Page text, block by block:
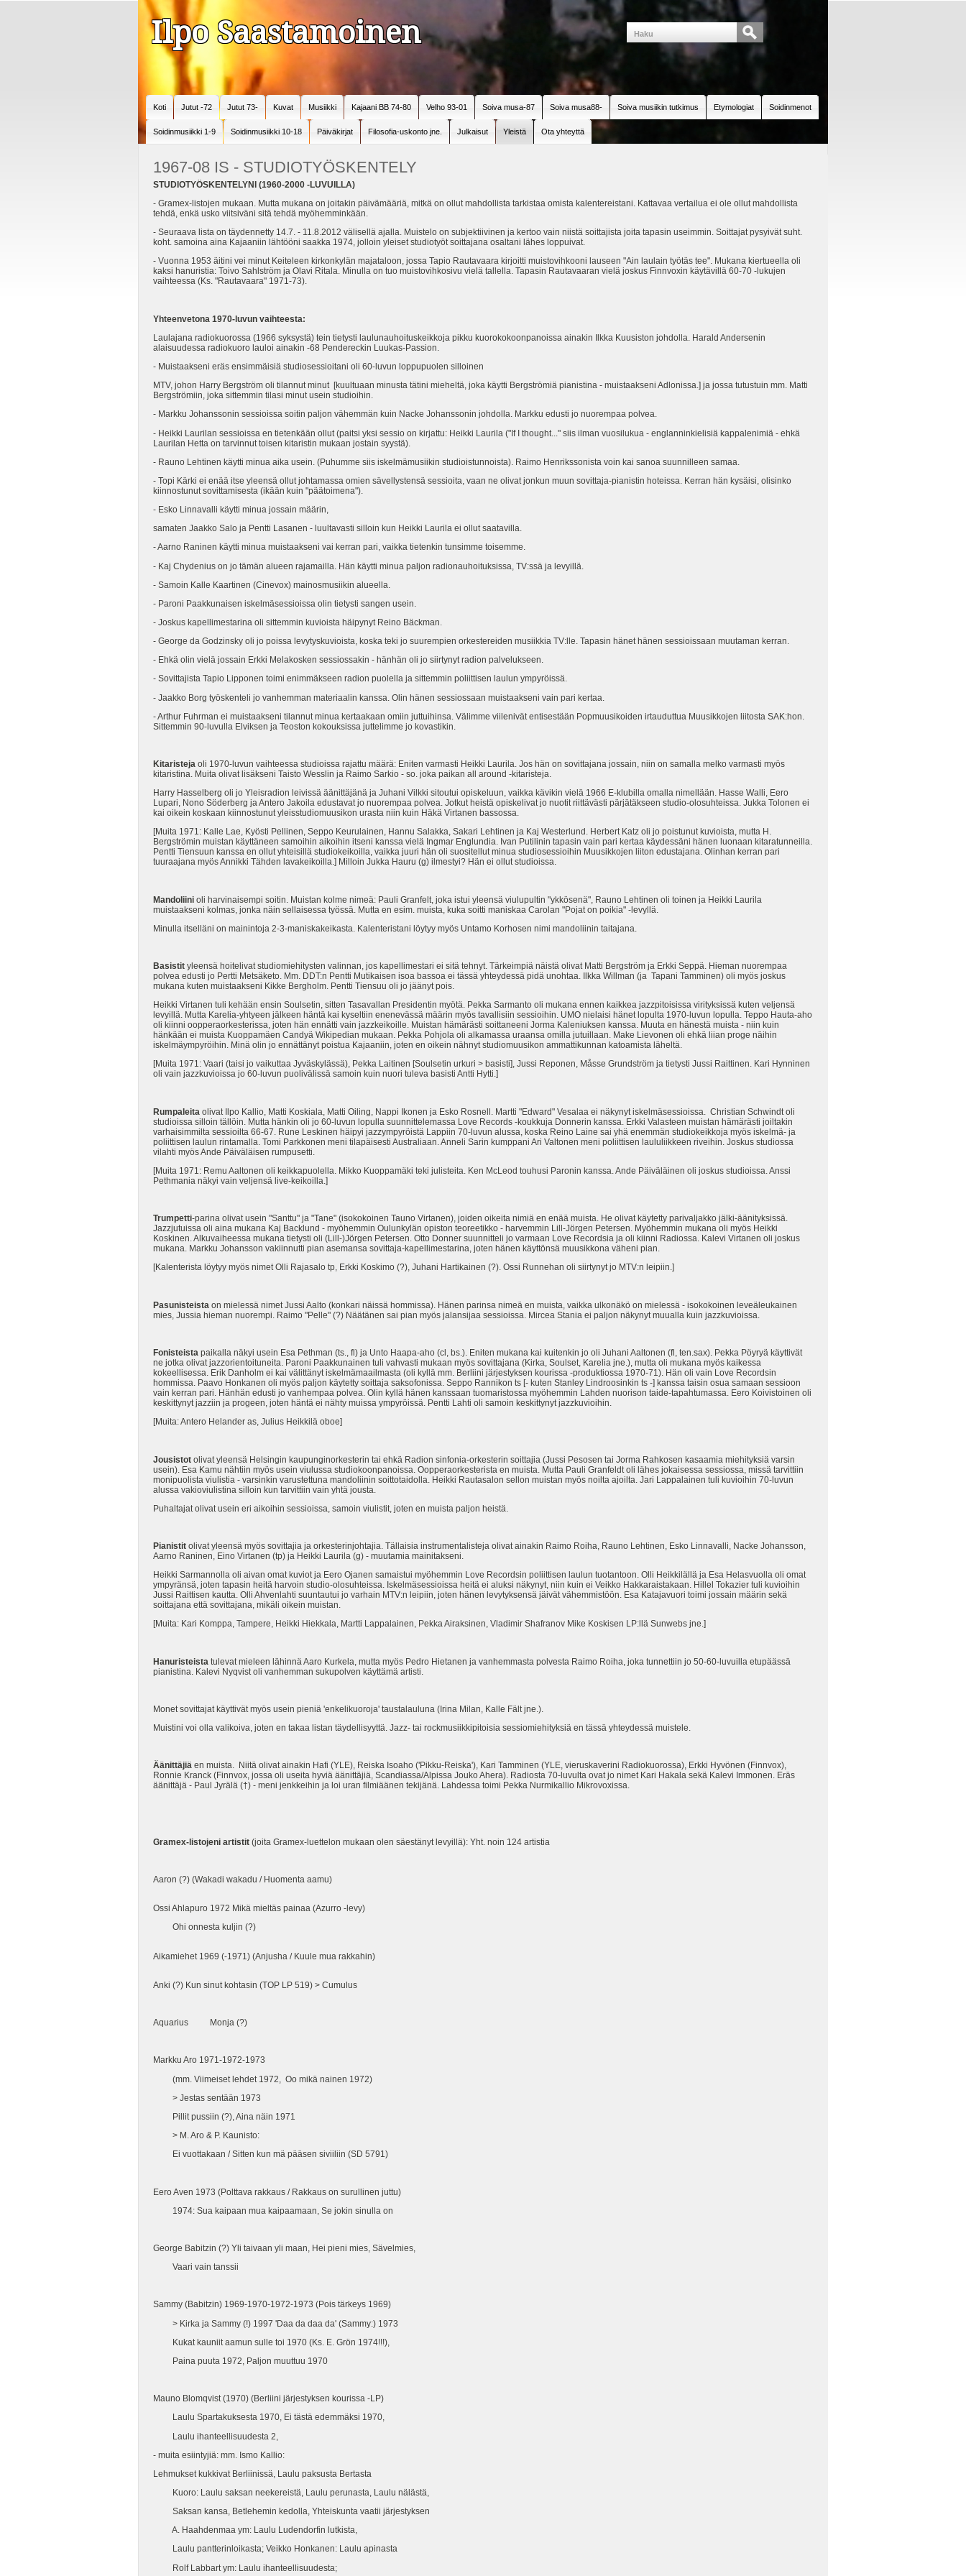
Ilpo Saastamoinen
Koti Jutut -72 Jutut 73- Kuvat Musiikki Kajaani BB 74-80 Velho 93-01 Soiva musa-87 Soiva musa88- Soiva musiikin tutkimus Etymologiat Soidinmenot
Soidinmusiikki 1-9 Soidinmusiikki 10-18 Päiväkirjat Filosofia-uskonto jne. Julkaisut Yleistä Ota yhteyttä
1967-08 IS - STUDIOTYÖSKENTELY
STUDIOTYÖSKENTELYNI (1960-2000 -LUVUILLA)
- Gramex-listojen mukaan. Mutta mukana on joitakin päivämääriä, mitkä on ollut mahdollista tarkistaa omista kalentereistani. Kattavaa vertailua ei ole ollut mahdollista
tehdä, enkä usko viitsiväni sitä tehdä myöhemminkään.
- Seuraava lista on täydennetty 14.7. - 11.8.2012 välisellä ajalla. Muistelo on subjektiivinen ja kertoo vain niistä soittajista joita tapasin useimmin. Soittajat pysyivät suht.
koht. samoina aina Kajaaniin lähtööni saakka 1974, jolloin yleiset studiotyöt soittajana osaltani lähes loppuivat.
- Vuonna 1953 äitini vei minut Keiteleen kirkonkylän majataloon, jossa Tapio Rautavaara kirjoitti muistovihkooni lauseen "Ain laulain työtäs tee". Mukana kiertueella oli
kaksi hanuristia: Toivo Sahlström ja Olavi Ritala. Minulla on tuo muistovihkosivu vielä tallella. Tapasin Rautavaaran vielä joskus Finnvoxin käytävillä 60-70 -lukujen
vaihteessa (Ks. "Rautavaara" 1971-73).
Yhteenvetona 1970-luvun vaihteesta:
Laulajana radiokuorossa (1966 syksystä) tein tietysti laulunauhoituskeikkoja pikku kuorokokoonpanoissa ainakin Ilkka Kuusiston johdolla. Harald Andersenin
alaisuudessa radiokuoro lauloi ainakin -68 Pendereckin Luukas-Passion.
- Muistaakseni eräs ensimmäisiä studiosessioitani oli 60-luvun loppupuolen silloinen
MTV, johon Harry Bergström oli tilannut minut [kuultuaan minusta tätini mieheltä, joka käytti Bergströmiä pianistina - muistaakseni Adlonissa.] ja jossa tutustuin mm. Matti
Bergströmiin, joka sittemmin tilasi minut usein studioihin.
- Markku Johanssonin sessioissa soitin paljon vähemmän kuin Nacke Johanssonin johdolla. Markku edusti jo nuorempaa polvea.
- Heikki Laurilan sessioissa en tietenkään ollut (paitsi yksi sessio on kirjattu: Heikki Laurila ("If I thought..." siis ilman vuosilukua - englanninkielisiä kappalenimiä - ehkä
Laurilan Hetta on tarvinnut toisen kitaristin mukaan jostain syystä).
- Rauno Lehtinen käytti minua aika usein. (Puhumme siis iskelmämusiikin studioistunnoista). Raimo Henrikssonista voin kai sanoa suunnilleen samaa.
- Topi Kärki ei enää itse yleensä ollut johtamassa omien sävellystensä sessioita, vaan ne olivat jonkun muun sovittaja-pianistin hoteissa. Kerran hän kysäisi, olisinko
kiinnostunut sovittamisesta (ikään kuin "päätoimena").
- Esko Linnavalli käytti minua jossain määrin,
samaten Jaakko Salo ja Pentti Lasanen - luultavasti silloin kun Heikki Laurila ei ollut saatavilla.
- Aarno Raninen käytti minua muistaakseni vai kerran pari, vaikka tietenkin tunsimme toisemme.
- Kaj Chydenius on jo tämän alueen rajamailla. Hän käytti minua paljon radionauhoituksissa, TV:ssä ja levyillä.
- Samoin Kalle Kaartinen (Cinevox) mainosmusiikin alueella.
- Paroni Paakkunaisen iskelmäsessioissa olin tietysti sangen usein.
- Joskus kapellimestarina oli sittemmin kuvioista häipynyt Reino Bäckman.
- George da Godzinsky oli jo poissa levytyskuvioista, koska teki jo suurempien orkestereiden musiikkia TV:lle. Tapasin hänet hänen sessioissaan muutaman kerran.
- Ehkä olin vielä jossain Erkki Melakosken sessiossakin - hänhän oli jo siirtynyt radion palvelukseen.
- Sovittajista Tapio Lipponen toimi enimmäkseen radion puolella ja sittemmin poliittisen laulun ympyröissä.
- Jaakko Borg työskenteli jo vanhemman materiaalin kanssa. Olin hänen sessiossaan muistaakseni vain pari kertaa.
- Arthur Fuhrman ei muistaakseni tilannut minua kertaakaan omiin juttuihinsa. Välimme viilenivät entisestään Popmuusikoiden irtauduttua Muusikkojen liitosta SAK:hon.
Sittemmin 90-luvulla Elviksen ja Teoston kokouksissa juttelimme jo kovastikin.
Kitaristeja oli 1970-luvun vaihteessa studioissa rajattu määrä: Eniten varmasti Heikki Laurila. Jos hän on sovittajana jossain, niin on samalla melko varmasti myös
kitaristina. Muita olivat lisäkseni Taisto Wesslin ja Raimo Sarkio - so. joka paikan all around -kitaristeja.
Harry Hasselberg oli jo Yleisradion leivissä äänittäjänä ja Juhani Vilkki sitoutui opiskeluun, vaikka kävikin vielä 1966 E-klubilla omalla nimellään. Hasse Walli, Eero
Lupari, Nono Söderberg ja Antero Jakoila edustavat jo nuorempaa polvea. Jotkut heistä opiskelivat jo nuotit riittävästi pärjätäkseen studio-olosuhteissa. Jukka Tolonen ei
kai oikein koskaan kiinnostunut yleisstudiomuusikon urasta niin kuin Häkä Virtanen bassossa.
[Muita 1971: Kalle Lae, Kyösti Pellinen, Seppo Keurulainen, Hannu Salakka, Sakari Lehtinen ja Kaj Westerlund. Herbert Katz oli jo poistunut kuvioista, mutta H.
Bergströmin muistan käyttäneen samoihin aikoihin itseni kanssa vielä Ingmar Englundia. Ivan Putilinin tapasin vain pari kertaa käydessäni hänen luonaan kitaratunneilla.
Pentti Tiensuun kanssa en ollut yhteisillä studiokeikoilla, vaikka juuri hän oli suositellut minua studiosessioihin Muusikkojen liiton edustajana. Olinhan kerran pari
tuuraajana myös Annikki Tähden lavakeikoilla.] Milloin Jukka Hauru (g) ilmestyi? Hän ei ollut studioissa.
Mandoliini oli harvinaisempi soitin. Muistan kolme nimeä: Pauli Granfelt, joka istui yleensä viulupultin "ykkösenä", Rauno Lehtinen oli toinen ja Heikki Laurila
muistaakseni kolmas, jonka näin sellaisessa työssä. Mutta en esim. muista, kuka soitti maniskaa Carolan "Pojat on poikia" -levyllä.
Minulla itselläni on mainintoja 2-3-maniskakeikasta. Kalenteristani löytyy myös Untamo Korhosen nimi mandoliinin taitajana.
Basistit yleensä hoitelivat studiomiehitysten valinnan, jos kapellimestari ei sitä tehnyt. Tärkeimpiä näistä olivat Matti Bergström ja Erkki Seppä. Hieman nuorempaa
polvea edusti jo Pertti Metsäketo. Mm. DDT:n Pentti Mutikaisen isoa bassoa ei tässä yhteydessä pidä unohtaa. Ilkka Willman (ja Tapani Tamminen) oli myös joskus
mukana kuten muistaakseni Kikke Bergholm. Pentti Tiensuu oli jo jäänyt pois.
Heikki Virtanen tuli kehään ensin Soulsetin, sitten Tasavallan Presidentin myötä. Pekka Sarmanto oli mukana ennen kaikkea jazzpitoisissa virityksissä kuten veljensä
levyillä. Mutta Karelia-yhtyeen jälkeen häntä kai kyseltiin enenevässä määrin myös tavallisiin sessioihin. UMO nielaisi hänet lopulta 1970-luvun lopulla. Teppo Hauta-aho
oli kiinni oopperaorkesterissa, joten hän ennätti vain jazzkeikoille. Muistan hämärästi soittaneeni Jorma Kaleniuksen kanssa. Muuta en hänestä muista - niin kuin
hänkään ei muista Kuoppamäen Candyä Wikipedian mukaan. Pekka Pohjola oli alkamassa uraansa omilla jutuillaan. Make Lievonen oli ehkä liian proge näihin
iskelmäympyröihin. Minä olin jo ennättänyt poistua Kajaaniin, joten en oikein nähnyt studiomuusikon ammattikunnan katoamista läheltä.
[Muita 1971: Vaari (taisi jo vaikuttaa Jyväskylässä), Pekka Laitinen [Soulsetin urkuri > basisti], Jussi Reponen, Måsse Grundström ja tietysti Jussi Raittinen. Kari Hynninen
oli vain jazzkuvioissa jo 60-luvun puolivälissä samoin kuin nuori tuleva basisti Antti Hytti.]
Rumpaleita olivat Ilpo Kallio, Matti Koskiala, Matti Oiling, Nappi Ikonen ja Esko Rosnell. Martti "Edward" Vesalaa ei näkynyt iskelmäsessioissa. Christian Schwindt oli
studioissa silloin tällöin. Mutta hänkin oli jo 60-luvun lopulla suunnittelemassa Love Records -koukkuja Donnerin kanssa. Erkki Valasteen muistan hämärästi joiltakin
varhaisimmilta sessioilta 66-67. Rune Leskinen häipyi jazzympyröistä Lappiin 70-luvun alussa, koska Reino Laine sai yhä enemmän studiokeikkoja myös iskelmä- ja
poliittisen laulun rintamalla. Tomi Parkkonen meni tilapäisesti Australiaan. Anneli Sarin kumppani Ari Valtonen meni poliittisen laululiikkeen riveihin. Joskus studiossa
vilahti myös Ande Päiväläisen rumpusetti.
[Muita 1971: Remu Aaltonen oli keikkapuolella. Mikko Kuoppamäki teki julisteita. Ken McLeod touhusi Paronin kanssa. Ande Päiväläinen oli joskus studioissa. Anssi
Pethmania näkyi vain veljensä live-keikoilla.]
Trumpetti-parina olivat usein "Santtu" ja "Tane" (isokokoinen Tauno Virtanen), joiden oikeita nimiä en enää muista. He olivat käytetty parivaljakko jälki-äänityksissä.
Jazzjutuissa oli aina mukana Kaj Backlund - myöhemmin Oulunkylän opiston teoreetikko - harvemmin Lill-Jörgen Petersen. Myöhemmin mukana oli myös Heikki
Koskinen. Alkuvaiheessa mukana tietysti oli (Lill-)Jörgen Petersen. Otto Donner suunnitteli jo varmaan Love Recordsia ja oli kiinni Radiossa. Kalevi Virtanen oli joskus
mukana. Markku Johansson vakiinnutti pian asemansa sovittaja-kapellimestarina, joten hänen käyttönsä muusikkona väheni pian.
[Kalenterista löytyy myös nimet Olli Rajasalo tp, Erkki Koskimo (?), Juhani Hartikainen (?). Ossi Runnehan oli siirtynyt jo MTV:n leipiin.]
Pasunisteista on mielessä nimet Jussi Aalto (konkari näissä hommissa). Hänen parinsa nimeä en muista, vaikka ulkonäkö on mielessä - isokokoinen leveäleukainen
mies, Jussia hieman nuorempi. Raimo "Pelle" (?) Näätänen sai pian myös jalansijaa sessioissa. Mircea Stania ei paljon näkynyt muualla kuin jazzkuvioissa.
Fonisteista paikalla näkyi usein Esa Pethman (ts., fl) ja Unto Haapa-aho (cl, bs.). Eniten mukana kai kuitenkin jo oli Juhani Aaltonen (fl, ten.sax). Pekka Pöyryä käyttivät
ne jotka olivat jazzorientoituneita. Paroni Paakkunainen tuli vahvasti mukaan myös sovittajana (Kirka, Soulset, Karelia jne.), mutta oli mukana myös kaikessa
kokeellisessa. Erik Danholm ei kai välittänyt iskelmämaailmasta (oli kyllä mm. Berliini järjestyksen kourissa -produktiossa 1970-71). Hän oli vain Love Recordsin
hommissa. Paavo Honkanen oli myös paljon käytetty soittaja saksofonissa. Seppo Rannikon ts [- kuten Stanley Lindroosinkin ts -] kanssa taisin osua samaan sessioon
vain kerran pari. Hänhän edusti jo vanhempaa polvea. Olin kyllä hänen kanssaan tuomaristossa myöhemmin Lahden nuorison taide-tapahtumassa. Eero Koivistoinen oli
keskittynyt jazziin ja progeen, joten häntä ei nähty muissa ympyröissä. Pentti Lahti oli samoin keskittynyt jazzkuvioihin.
[Muita: Antero Helander as, Julius Heikkilä oboe]
Jousistot olivat yleensä Helsingin kaupunginorkesterin tai ehkä Radion sinfonia-orkesterin soittajia (Jussi Pesosen tai Jorma Rahkosen kasaamia miehityksiä varsin
usein). Esa Kamu nähtiin myös usein viulussa studiokoonpanoissa. Oopperaorkesterista en muista. Mutta Pauli Granfeldt oli lähes jokaisessa sessiossa, missä tarvittiin
monipuolista viulistia - varsinkin varustettuna mandoliinin soittotaidolla. Heikki Rautasalon sellon muistan myös noilta ajoilta. Jari Lappalainen tuli kuvioihin 70-luvun
alussa vakioviulistina silloin kun tarvittiin vain yhtä jousta.
Puhaltajat olivat usein eri aikoihin sessioissa, samoin viulistit, joten en muista paljon heistä.
Pianistit olivat yleensä myös sovittajia ja orkesterinjohtajia. Tällaisia instrumentalisteja olivat ainakin Raimo Roiha, Rauno Lehtinen, Esko Linnavalli, Nacke Johansson,
Aarno Raninen, Eino Virtanen (tp) ja Heikki Laurila (g) - muutamia mainitakseni.
Heikki Sarmannolla oli aivan omat kuviot ja Eero Ojanen samaistui myöhemmin Love Recordsin poliittisen laulun tuotantoon. Olli Heikkilällä ja Esa Helasvuolla oli omat
ympyränsä, joten tapasin heitä harvoin studio-olosuhteissa. Iskelmäsessioissa heitä ei aluksi näkynyt, niin kuin ei Veikko Hakkaraistakaan. Hillel Tokazier tuli kuvioihin
Jussi Raittisen kautta. Olli Ahvenlahti suuntautui jo varhain MTV:n leipiin, joten hänen levytyksensä jäivät vähemmistöön. Esa Katajavuori toimi jossain määrin sekä
soittajana että sovittajana, mikäli oikein muistan.
[Muita: Kari Komppa, Tampere, Heikki Hiekkala, Martti Lappalainen, Pekka Airaksinen, Vladimir Shafranov Mike Koskisen LP:llä Sunwebs jne.]
Hanuristeista tulevat mieleen lähinnä Aaro Kurkela, mutta myös Pedro Hietanen ja vanhemmasta polvesta Raimo Roiha, joka tunnettiin jo 50-60-luvuilla etupäässä
pianistina. Kalevi Nyqvist oli vanhemman sukupolven käyttämä artisti.
Monet sovittajat käyttivät myös usein pieniä 'enkelikuoroja' taustalauluna (Irina Milan, Kalle Fält jne.).
Muistini voi olla valikoiva, joten en takaa listan täydellisyyttä. Jazz- tai rockmusiikkipitoisia sessiomiehityksiä en tässä yhteydessä muistele.
Äänittäjiä en muista. Niitä olivat ainakin Hafi (YLE), Reiska Isoaho ('Pikku-Reiska'), Kari Tamminen (YLE, vieruskaverini Radiokuorossa), Erkki Hyvönen (Finnvox),
Ronnie Kranck (Finnvox, jossa oli useita hyviä äänittäjiä, Scandiassa/Alpissa Jouko Ahera). Radiosta 70-luvulta ovat jo nimet Kari Hakala sekä Kalevi Immonen. Eräs
äänittäjä - Paul Jyrälä (†) - meni jenkkeihin ja loi uran filmiäänen tekijänä. Lahdessa toimi Pekka Nurmikallio Mikrovoxissa.
Gramex-listojeni artistit (joita Gramex-luettelon mukaan olen säestänyt levyillä): Yht. noin 124 artistia
Aaron (?) (Wakadi wakadu / Huomenta aamu)
Ossi Ahlapuro 1972 Mikä mieltäs painaa (Azurro -levy)
Ohi onnesta kuljin (?)
Aikamiehet 1969 (-1971) (Anjusha / Kuule mua rakkahin)
Anki (?) Kun sinut kohtasin (TOP LP 519) > Cumulus
Aquarius Monja (?)
Markku Aro 1971-1972-1973
(mm. Viimeiset lehdet 1972, Oo mikä nainen 1972)
> Jestas sentään 1973
Pillit pussiin (?), Aina näin 1971
> M. Aro & P. Kaunisto:
Ei vuottakaan / Sitten kun mä pääsen siviiliin (SD 5791)
Eero Aven 1973 (Polttava rakkaus / Rakkaus on surullinen juttu)
1974: Sua kaipaan mua kaipaamaan, Se jokin sinulla on
George Babitzin (?) Yli taivaan yli maan, Hei pieni mies, Sävelmies,
Vaari vain tanssii
Sammy (Babitzin) 1969-1970-1972-1973 (Pois tärkeys 1969)
> Kirka ja Sammy (!) 1997 'Daa da daa da' (Sammy:) 1973
Kukat kauniit aamun sulle toi 1970 (Ks. E. Grön 1974!!!),
Paina puuta 1972, Paljon muuttuu 1970
Mauno Blomqvist (1970) (Berliini järjestyksen kourissa -LP)
Laulu Spartakuksesta 1970, Ei tästä edemmäksi 1970,
Laulu ihanteellisuudesta 2,
- muita esiintyjiä: mm. Ismo Kallio:
Lehmukset kukkivat Berliinissä, Laulu paksusta Bertasta
Kuoro: Laulu saksan neekereistä, Laulu perunasta, Laulu nälästä,
Saksan kansa, Betlehemin kedolla, Yhteiskunta vaatii järjestyksen
A. Haahdenmaa ym: Laulu Ludendorfin lutkista,
Laulu pantterinloikasta; Veikko Honkanen: Laulu apinasta
Rolf Labbart ym: Laulu ihanteellisuudesta;